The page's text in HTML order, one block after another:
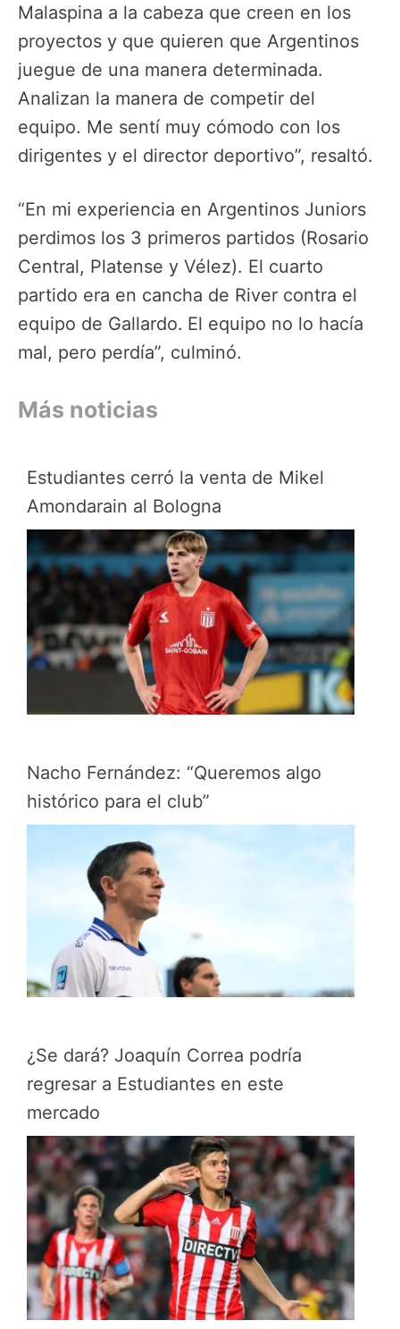
Malaspina a la cabeza que creen en los
proyectos y que quieren que Argentinos
juegue de una manera determinada.
Analizan la manera de competir del
equipo. Me sentí muy cómodo con los
dirigentes y el director deportivo”, resaltó.
“En mi experiencia en Argentinos Juniors
perdimos los 3 primeros partidos (Rosario
Central, Platense y Vélez). El cuarto
partido era en cancha de River contra el
equipo de Gallardo. El equipo no lo hacía
mal, pero perdía”, culminó.
Más noticias
Estudiantes cerró la venta de Mikel
Amondarain al Bologna
Nacho Fernández: “Queremos algo
histórico para el club”
¿Se dará? Joaquín Correa podría
regresar a Estudiantes en este
mercado